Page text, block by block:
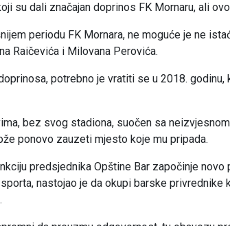
su dali značajan doprinos FK Mornaru, ali
periodu FK Mornara, ne moguće je ne
Raičevića i Milovana Perovića.
potrebno je vratiti se u 2018.
bez svog stadiona, suočen sa
ponovo zauzeti mjesto koje mu pripada.
predsjednika Opštine Bar započinje
nastojao je da okupi barske privrednike